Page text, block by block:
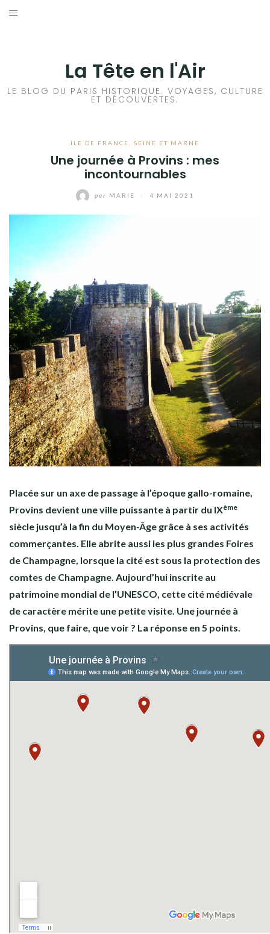
Aller
La Tête en l'Air
LE BLOG DU PARIS HISTORIQUE. VOYAGES, CULTURE
ET DÉCOUVERTES.
ILE DE FRANCE SEINE ET MARNE
Une journée à Provins : mes
incontournables
par MARIE 4 MAI 2021
Placée sur un axe de passage à l’époque gallo-romaine,
Provins devient une ville puissante à partir du IXème
siècle jusqu’à la fin du Moyen-Âge grâce à ses activités
commerçantes. Elle abrite aussi les plus grandes Foires
de Champagne, lorsque la cité est sous la protection des
comtes de Champagne. Aujourd’hui inscrite au
patrimoine mondial de l’UNESCO, cette cité médiévale
de caractère mérite une petite visite. Une journée à
Provins, que faire, que voir ? La réponse en 5 points.
HISTOIRES EN ILE DE FRANCE